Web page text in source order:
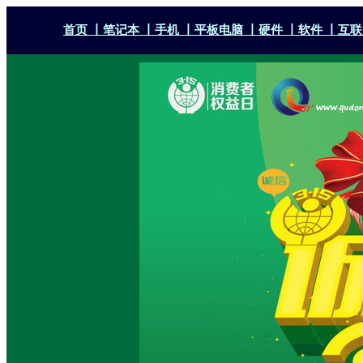
首页 丨 笔记本 丨 手机 丨 平板电脑 丨 硬件 丨 软件 丨 互